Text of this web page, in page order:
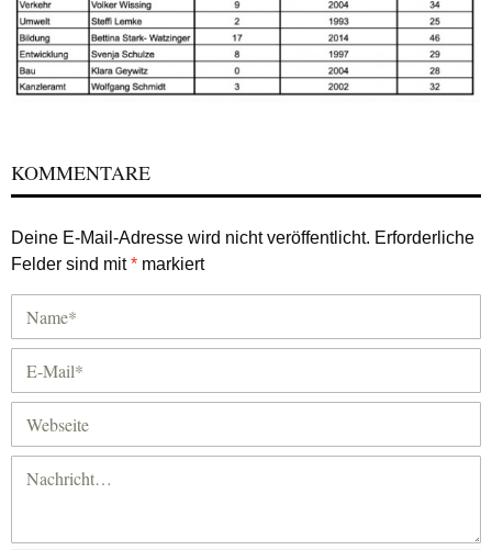
KOMMENTARE
Deine E-Mail-Adresse wird nicht veröffentlicht. Erforderliche
Felder sind mit* markiert